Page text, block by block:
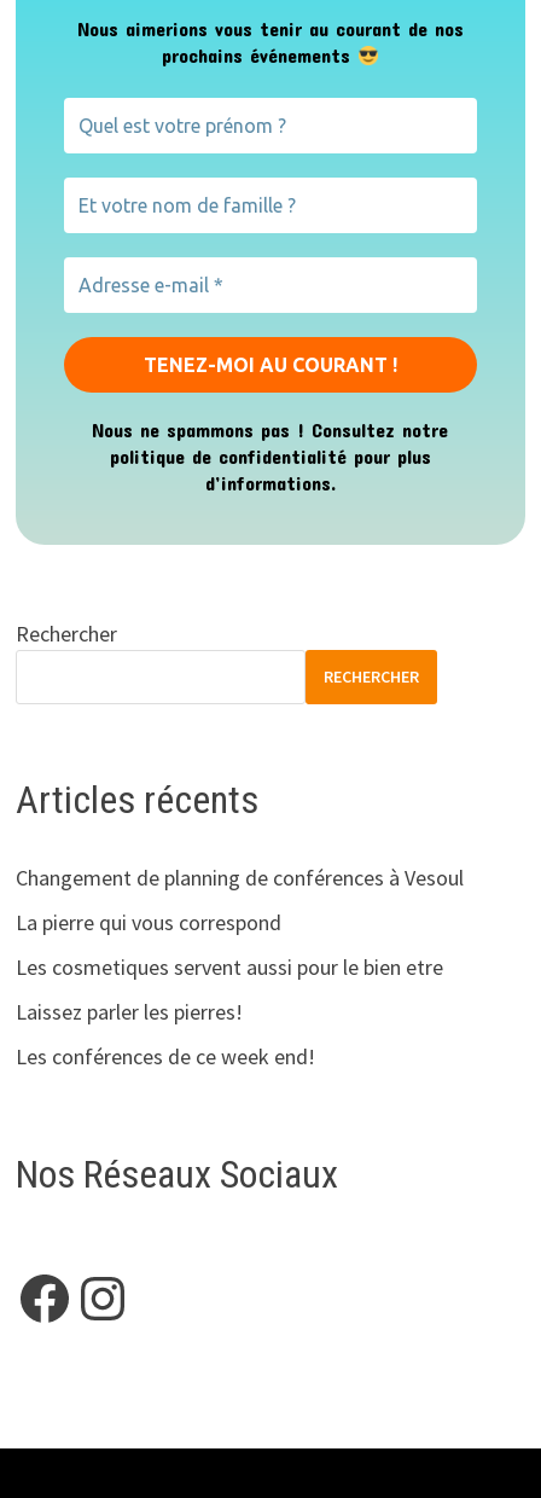
Nous aimerions vous tenir au courant de nos
prochains événements
Nous ne spammons pas ! Consultez notre
politique de confidentialitépour plus
d’informations.
Rechercher
RECHERCHER
Articles récents
Changement de planning de conférences à Vesoul
La pierre qui vous correspond
Les cosmetiques servent aussi pour le bien etre
Laissez parler les pierres!
Les conférences de ce week end!
Nos Réseaux Sociaux
Facebook
Instagram